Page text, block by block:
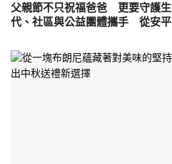
父親節不只祝福爸爸 更要守護
代、社區與公益團體攜手 從安